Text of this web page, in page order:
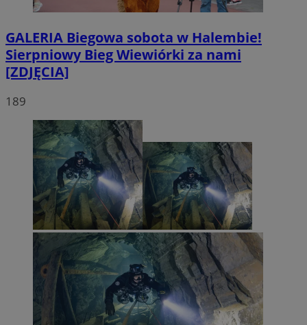
GALERIA Biegowa sobota w Halembie!
Sierpniowy Bieg Wiewiórki za nami
[ZDJĘCIA]
189